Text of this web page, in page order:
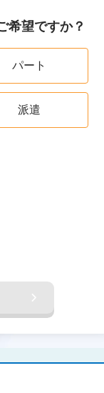
希望ですか？
パート
派遣